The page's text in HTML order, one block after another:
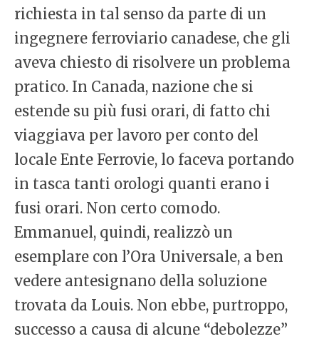
richiesta in tal senso da parte di un
ingegnere ferroviario canadese, che gli
aveva chiesto di risolvere un problema
pratico. In Canada, nazione che si
estende su più fusi orari, di fatto chi
viaggiava per lavoro per conto del
locale Ente Ferrovie, lo faceva portando
in tasca tanti orologi quanti erano i
fusi orari. Non certo comodo.
Emmanuel, quindi, realizzò un
esemplare con l’Ora Universale, a ben
vedere antesignano della soluzione
trovata da Louis. Non ebbe, purtroppo,
successo a causa di alcune “debolezze”